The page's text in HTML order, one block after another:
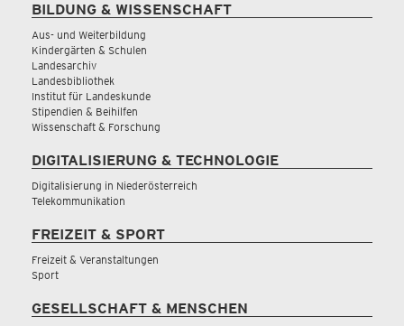
BILDUNG & WISSENSCHAFT
Aus- und Weiterbildung
Kindergärten & Schulen
Landesarchiv
Landesbibliothek
Institut für Landeskunde
Stipendien & Beihilfen
Wissenschaft & Forschung
DIGITALISIERUNG & TECHNOLOGIE
Digitalisierung in Niederösterreich
Telekommunikation
FREIZEIT & SPORT
Freizeit & Veranstaltungen
Sport
GESELLSCHAFT & MENSCHEN